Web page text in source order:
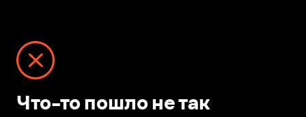
Что-то пошло не так